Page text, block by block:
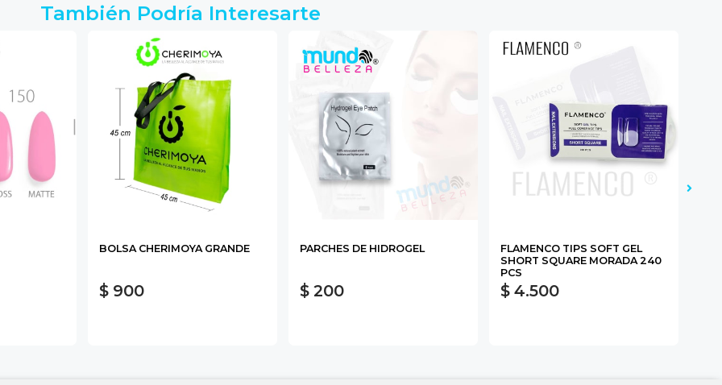
También Podría Interesarte
BOLSA CHERIMOYA GRANDE
$ 900
PARCHES DE HIDROGEL
$ 200
FLAMENCO TIPS SOFT GEL
SHORT SQUARE MORADA 240
PCS
$ 4.500